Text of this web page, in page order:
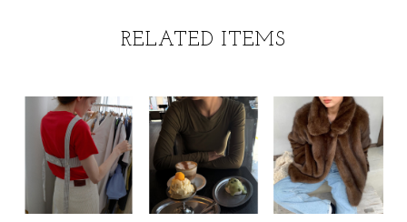
RELATED ITEMS